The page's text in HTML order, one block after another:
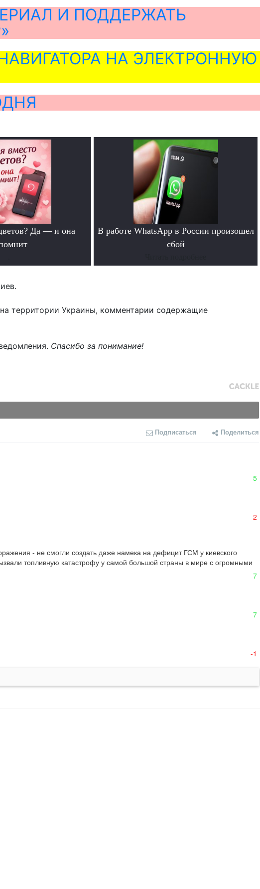
И ПОДДЕРЖАТЬ
НА ЭЛЕКТРОННУЮ
Да — и она
В работе WhatsApp в России произошел
сбой
территории Украины, комментарии содержащие
Спасибо за понимание!
Подписаться Поделиться
5
-2
- не смогли создать даже намека на дефицит ГСМ у киевского
топливную катастрофу у самой большой страны в мире с огромными
7
7
-1